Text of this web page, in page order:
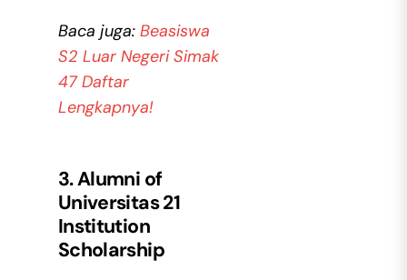
Baca juga: Beasiswa
S2 Luar Negeri Simak
47 Daftar
Lengkapnya!
3. Alumni of
Universitas 21
Institution
Scholarship